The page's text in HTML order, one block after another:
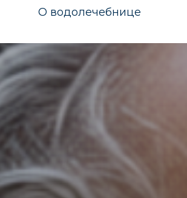
О водолечебнице